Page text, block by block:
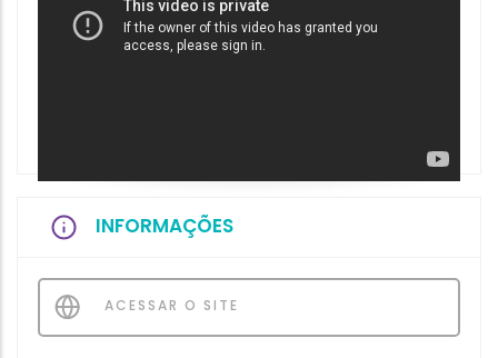
INFORMAÇÕES
ACESSAR O SITE